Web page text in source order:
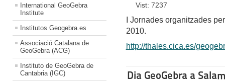
International GeoGebra
Institute
Institutos Geogebra.es
Associació Catalana de
GeoGebra (ACG)
Instituto de GeoGebra de
Cantabria (IGC)
Vist: 7237
I Jornades organitzades
2010.
http://thales.cica.es/
Dia GeoGebra a